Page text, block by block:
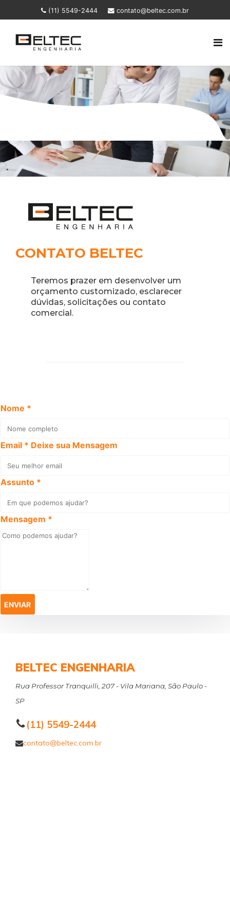
(11) 5549-2444 contato@beltec.com.br
CONTATO BELTEC
Teremos prazer em desenvolver um
orçamento customizado, esclarecer
dúvidas, solicitações ou contato
comercial.
Nome *
Email * Deixe sua Mensagem
Assunto *
Mensagem *
BELTEC ENGENHARIA
Rua Professor Tranquilli, 207 - Vila Mariana, São Paulo -
SP
(11) 5549-2444
contato@beltec.com.br